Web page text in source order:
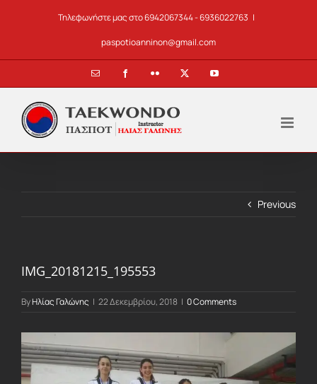
Τηλεφωνήστε μας στο 6942067344 - 6936022763 |
paspotioanninon@gmail.com
Email FacebookFlickr YouTube
Previous
IMG_20181215_195553
ByΗλίας Γαλώνης | 22 Δεκεμβρίου, 2018 | 0 Comments